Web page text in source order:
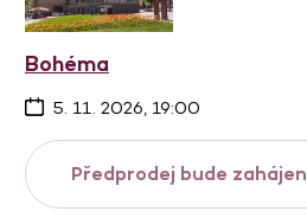
Bohéma
5. 11. 2026, 19:00
Předprodej bude zahájen